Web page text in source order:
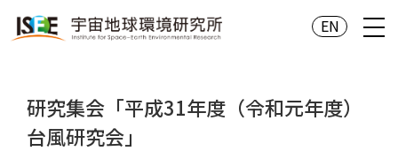
EN
研究集会「平成31年度（令和元年度）
台風研究会」